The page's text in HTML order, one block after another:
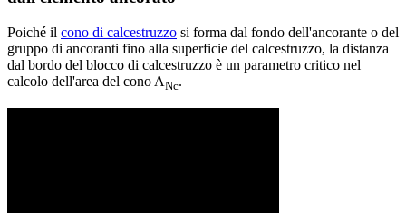
Poiché il cono di calcestruzzo si forma dal fondo dell'ancorante o del
gruppo di ancoranti fino alla superficie del calcestruzzo, la distanza
dal bordo del blocco di calcestruzzo è un parametro critico nel
calcolo dell'area del cono ANc.